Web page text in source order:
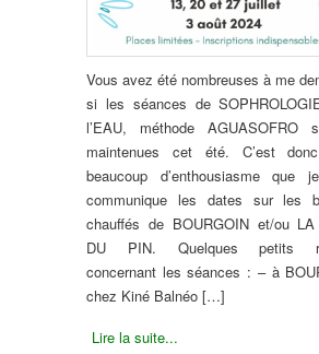
Vous avez été nombreuses à me
si les séances de
l’EAU, méthode AGUASOFRO
maintenues cet été. C’est
beaucoup d’enthousiasme que
communique les dates sur les
chauffés de BOURGOIN et/ou LA
DU PIN. Quelques petits
concernant les séances : – à
chez Kiné Balnéo […]
Lire la suite...